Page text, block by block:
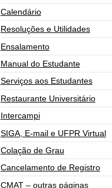
Calendário
Resoluções e Utilidades
Ensalamento
Manual do Estudante
Serviços aos Estudantes
Restaurante Universitário
Intercampi
SIGA, E-mail e UFPR Virtual
Colação de Grau
Cancelamento de Registro
CMAT – outras páginas